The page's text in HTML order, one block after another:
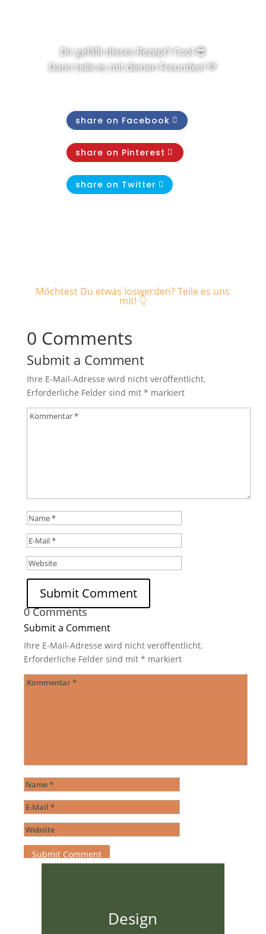
Dir gefällt dieses Rezept? Cool 😎
Dann teile es mit deinen Freunden! 💚
share on Facebook
share on Pinterest
share on Twitter
Möchtest Du etwas loswerden? Teile es uns
mit! 👇
0 Comments
Submit a Comment
Ihre E-Mail-Adresse wird nicht veröffentlicht.
Erforderliche Felder sind mit * markiert
Submit Comment
0 Comments
Submit a Comment
Ihre E-Mail-Adresse wird nicht veröffentlicht.
Erforderliche Felder sind mit* markiert
Submit Comment
Design